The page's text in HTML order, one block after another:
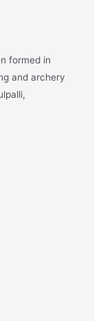
formed in
and archery